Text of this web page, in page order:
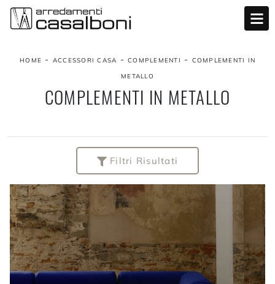
HOME - ACCESSORI CASA - COMPLEMENTI -
COMPLEMENTI IN
METALLO
COMPLEMENTI IN METALLO
Filtri Risultati